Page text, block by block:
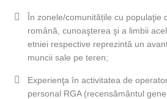
În zonele/comunitățile cu populaţie
română, cunoaşterea şi a limbii
etniei respective reprezintă un
muncii sale pe teren;
Experienţa în activitatea de
personal RGA (recensământul